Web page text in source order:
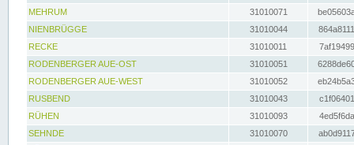
MEHRUM
31010071
NIENBRÜGGE
31010044
RECKE
31010011
RODENBERGER AUE-OST
31010051
RODENBERGER AUE-WEST
31010052
RUSBEND
31010043
RÜHEN
31010093
SEHNDE
31010070